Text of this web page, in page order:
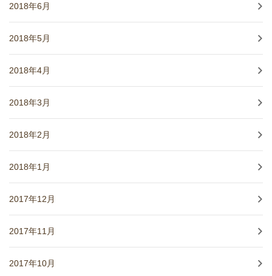
2018年6月
2018年5月
2018年4月
2018年3月
2018年2月
2018年1月
2017年12月
2017年11月
2017年10月